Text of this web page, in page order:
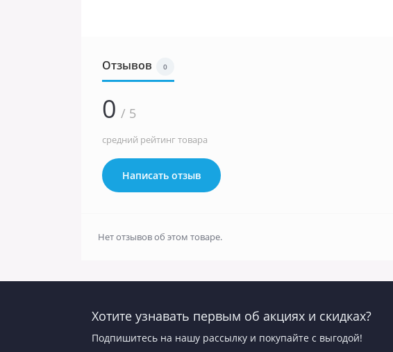
Отзывов 0
0 / 5
средний рейтинг товара
Написать отзыв
Нет отзывов об этом товаре.
Хотите узнавать первым об акциях и скидках?
Подпишитесь на нашу рассылку и покупайте с выгодой!